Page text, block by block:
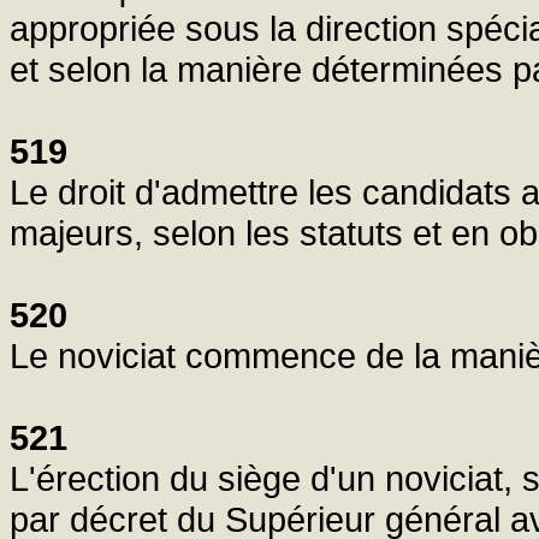
appropriée sous la direction
et selon la manière déterminées
519
Le droit d'admettre les candidats
majeurs, selon les statuts et en
520
Le noviciat commence de la
521
L'érection du siège d'un noviciat,
par décret du Supérieur général